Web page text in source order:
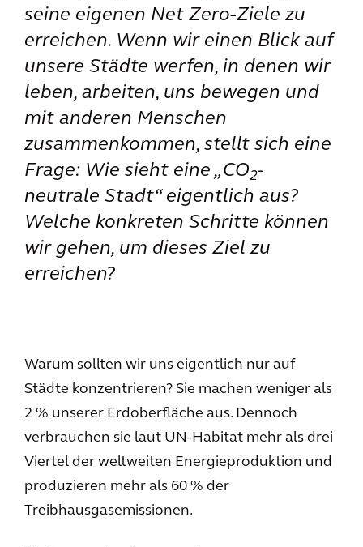
seine eigenen Net Zero-Ziele zu
erreichen. Wenn wir einen Blick auf
unsere Städte werfen, in denen wir
leben, arbeiten, uns bewegen und
mit anderen Menschen
zusammenkommen, stellt sich eine
Frage: Wie sieht eine „CO2-
neutrale Stadt“ eigentlich aus?
Welche konkreten Schritte können
wir gehen, um dieses Ziel zu
erreichen?
Warum sollten wir uns eigentlich nur auf
Städte konzentrieren? Sie machen weniger als
2 % unserer Erdoberfläche aus. Dennoch
verbrauchen sie laut UN-Habitat mehr als drei
Viertel der weltweiten Energieproduktion und
produzieren mehr als 60 % der
Treibhausgasemissionen.